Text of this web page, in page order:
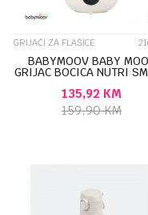
GRIJAČI ZA FLAŠICE
BABYMOOV BABY
GRIJAC BOCICA NUTRI
135,92 KM
159,90KM